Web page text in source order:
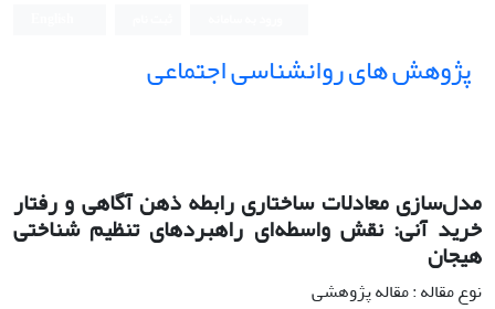
پژوهش های روانشناسی اجتماعی
مدل‌سازی معادلات ساختاری رابطه ذهن آگاهی و رفتار
خرید آنی: نقش واسطه‌ای راهبردهای تنظیم شناختی
هیجان
نوع مقاله : مقاله پژوهشی